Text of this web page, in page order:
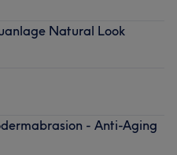
Natural Look
- Anti-Aging